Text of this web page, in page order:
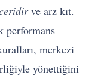
ve arz kıt.
performans
merkezi
yönettiğini –